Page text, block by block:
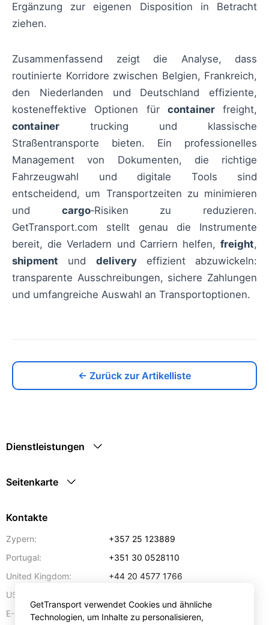
Ergänzung zur eigenen Disposition in Betracht
ziehen.
Zusammenfassend zeigt die Analyse, dass
routinierte Korridore zwischen Belgien, Frankreich,
den Niederlanden und Deutschland effiziente,
kosteneffektive Optionen für containerfreight,
container trucking und klassische
Straßentransporte bieten. Ein professionelles
Management von Dokumenten, die richtige
Fahrzeugwahl und digitale Tools sind
entscheidend, um Transportzeiten zu minimieren
und cargo‑Risiken zu reduzieren.
GetTransport.com stellt genau die Instrumente
bereit, die Verladern und Carriern helfen, freight,
shipment und deliveryeffizient abzuwickeln:
transparente Ausschreibungen, sichere Zahlungen
und umfangreiche Auswahl an Transportoptionen.
← Zurück zur Artikelliste
Dienstleistungen
Seitenkarte
Kontakte
Zypern:
+357 25 123889
Portugal:
+351 30 0528110
United Kingdom:
+44 20 4577 1766
USA:
E-Mail-Addresse:
info@gettransport.com
GetTransport verwendet Cookies und ähnliche
Technologien, um Inhalte zu personalisieren,